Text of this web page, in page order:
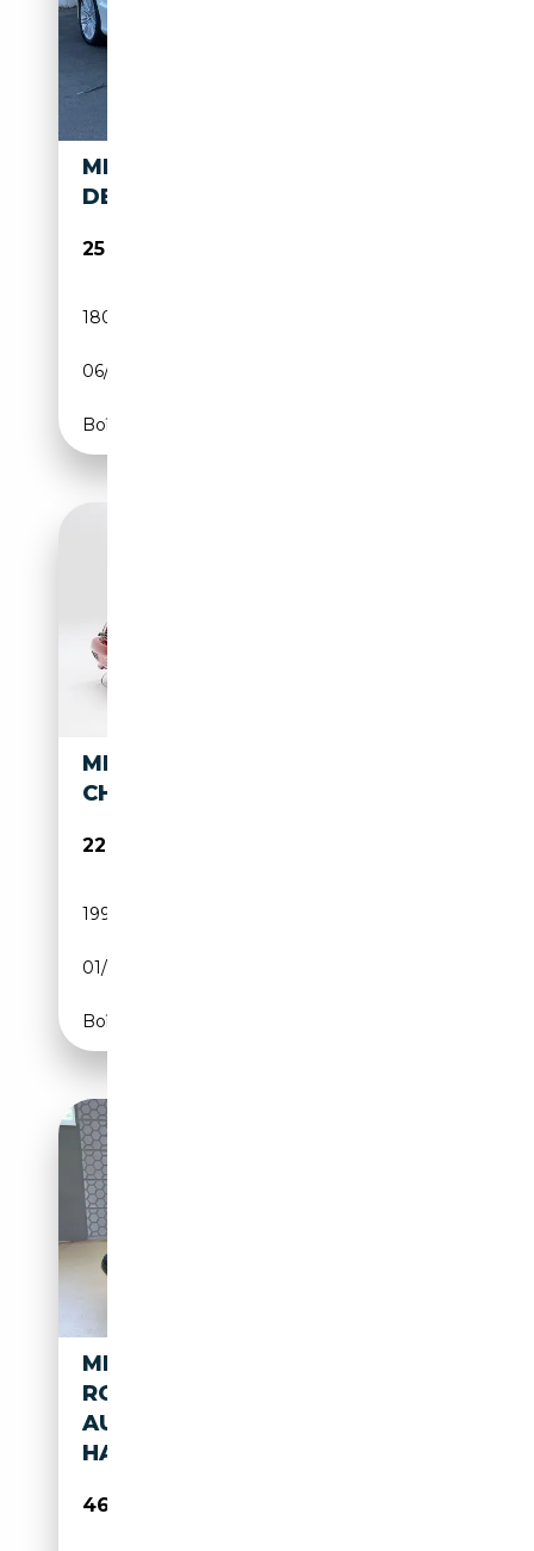
MERCEDES-BENZ SL 600 V12
DESIGNO
25 800€
180 000 km
06/2009
Boîte automatique
MERCEDES-BENZ SL 600 '95
CH07387
22 500€
199 169 km
01/1995
Boîte automatique
MERCEDES-BENZ SL 600
ROADSTER
AUT.*MEMORY*SITZHEIZUNG*
HARDTOP*VOLLEDER*
46 900€